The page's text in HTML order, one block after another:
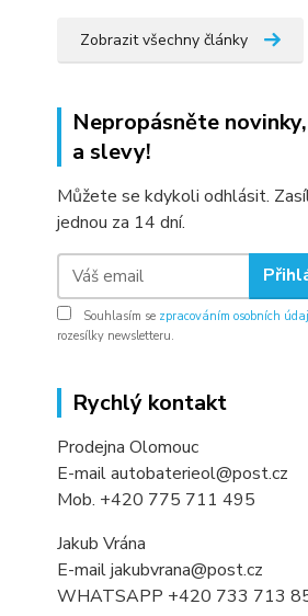
Zobrazit všechny články
Nepropásněte
a slevy!
Můžete se kdykoli odhlásit.
jednou za 14 dní.
Souhlasím se zpracováním osobních
rozesílky newsletteru.
Rychlý kontakt
Prodejna Olomouc
E-mail autobaterieol@post.cz
Mob. +420 775 711 495
Jakub Vrána
E-mail jakubvrana@post.cz
WHATSAPP +420 733 713